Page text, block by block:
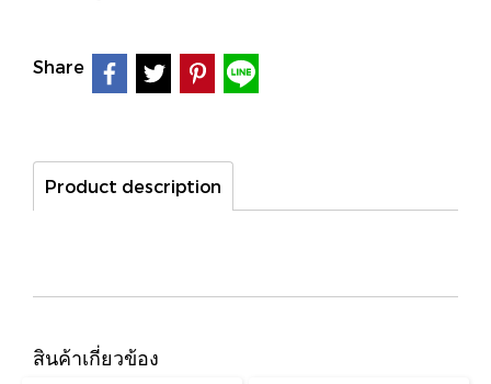
Share
Product description
สินค้าเกี่ยวข้อง